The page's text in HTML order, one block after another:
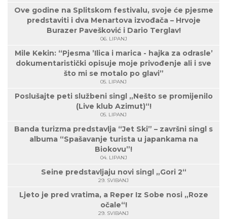
Ove godine na Splitskom festivalu, svoje će pjesme
predstaviti i dva Menartova izvođača – Hrvoje
Burazer Pavešković i Dario Terglav!
06. LIPANJ
Mile Kekin: “Pjesma ’Ilica i marica - hajka za odrasle’
dokumentaristički opisuje moje privođenje ali i sve
što mi se motalo po glavi”
05. LIPANJ
Poslušajte peti službeni singl „Nešto se promijenilo
(Live klub Azimut)“!
05. LIPANJ
Banda turizma predstavlja “Jet Ski” – završni singl s
albuma “Spašavanje turista u japankama na
Biokovu”!
04. LIPANJ
Seine predstavljaju novi singl „Gori 2“
29. SVIBANJ
Ljeto je pred vratima, a Reper Iz Sobe nosi „Roze
očale“!
29. SVIBANJ